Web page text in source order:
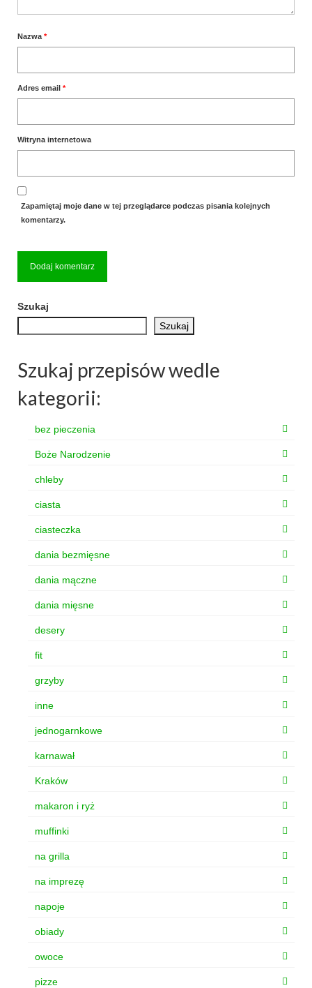
Nazwa *
Adres email *
Witryna internetowa
Zapamiętaj moje dane w tej przeglądarce podczas pisania kolejnych
komentarzy.
Szukaj
Szukaj
Szukaj przepisów wedle
kategorii:
bez pieczenia
Boże Narodzenie
chleby
ciasta
ciasteczka
dania bezmięsne
dania mączne
dania mięsne
desery
fit
grzyby
inne
jednogarnkowe
karnawał
Kraków
makaron i ryż
muffinki
na grilla
na imprezę
napoje
obiady
owoce
pizze